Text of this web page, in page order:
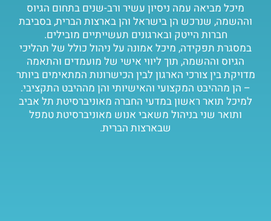
מיכל מביאה עמה ניסיון עשיר ורב-שנים בתחום הגיוס
וההשמה, שנרכש הן בישראל והן בארצות הברית, בסביבת
חברות הייטק ובארגונים תעשייתיים מובילים.
במסגרת תפקידה, מיכל אמונה על ניהול כולל של תהליכי
הגיוס וההשמה, תוך ליווי אישי של מועמדים והתאמה
מדויקת בין צורכי הארגון לבין הכישרונות המתאימים ביותר
– הן מההיבט המקצועי והאישיותי והן מההיבט התקציבי.
למיכל תואר ראשון במדעי החברה מאוניברסיטת תל אביב
ותואר שני בניהול משאבי אנוש מאוניברסיטת טמפל
שבארצות הברית.